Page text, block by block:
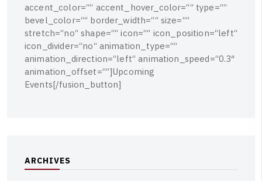
accent _color=““ accent hover_ color=““ type=““
bevel_ color=““ border_width=““ size=““
stretch=“no“ shape=““ icon=““ icon position=“left“
icon divider=“no“ animation type=““
animation direction=“left“ animation speed=“0.3″
animation offset=““]Upcoming
Events[/fusion button]
ARCHIVES